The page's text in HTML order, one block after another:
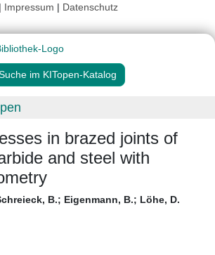
| Impressum | Datenschutz
im KITopen-Katalog
in brazed joints of
and steel with
B.; Eigenmann, B.; Löhe, D.